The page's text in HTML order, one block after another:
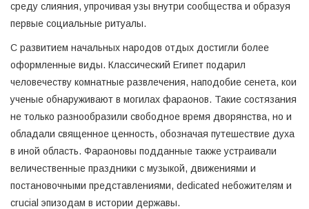
среду слияния, упрочивая узы внутри сообщества и образуя
первые социальные ритуалы.
С развитием начальных народов отдых достигли более
оформленные виды. Классический Египет подарил
человечеству комнатные развлечения, наподобие сенета, кои
ученые обнаруживают в могилах фараонов. Такие состязания
не только разнообразили свободное время дворянства, но и
обладали священное ценность, обозначая путешествие духа
в иной область. Фараоновы подданные также устраивали
величественные праздники с музыкой, движениями и
постановочными представлениями, dedicated небожителям и
crucial эпизодам в истории державы.